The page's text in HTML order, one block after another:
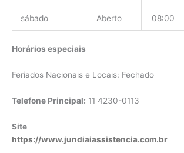
sábado Aberto 08:00
Horários especiais
Feriados Nacionais e Locais: Fechado
Telefone Principal: 11 4230-0113
Site
https://www.jundiaiassistencia.com.br